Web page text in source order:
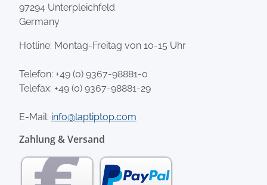
97294 Unterpleichfeld
Germany
Hotline: Montag-Freitag von 10-15 Uhr
Telefon: +49 (0) 9367-98881-0
Telefax: +49 (0) 9367-98881-29
E-Mail: info@laptiptop.com
Zahlung & Versand